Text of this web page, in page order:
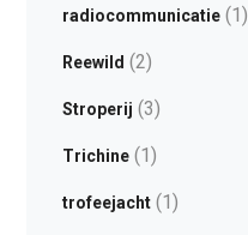
radiocommunicatie(1)
Reewild (2)
Stroperij (3)
Trichine(1)
trofeejacht(1)